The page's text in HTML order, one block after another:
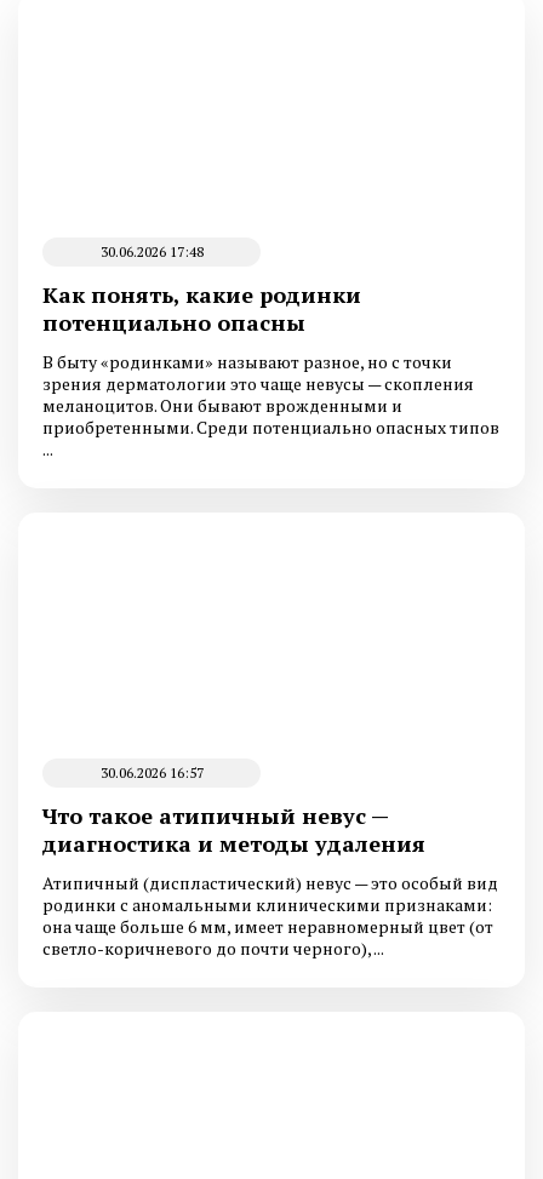
30.06.2026 17:48
Как понять, какие родинки
потенциально опасны
В быту «родинками» называют разное, но с точки
зрения дерматологии это чаще невусы — скопления
меланоцитов. Они бывают врожденными и
приобретенными. Среди потенциально опасных типов
...
30.06.2026 16:57
Что такое атипичный невус —
диагностика и методы удаления
Атипичный (диспластический) невус — это особый вид
родинки с аномальными клиническими признаками:
она чаще больше 6 мм, имеет неравномерный цвет (от
светло-коричневого до почти черного), ...